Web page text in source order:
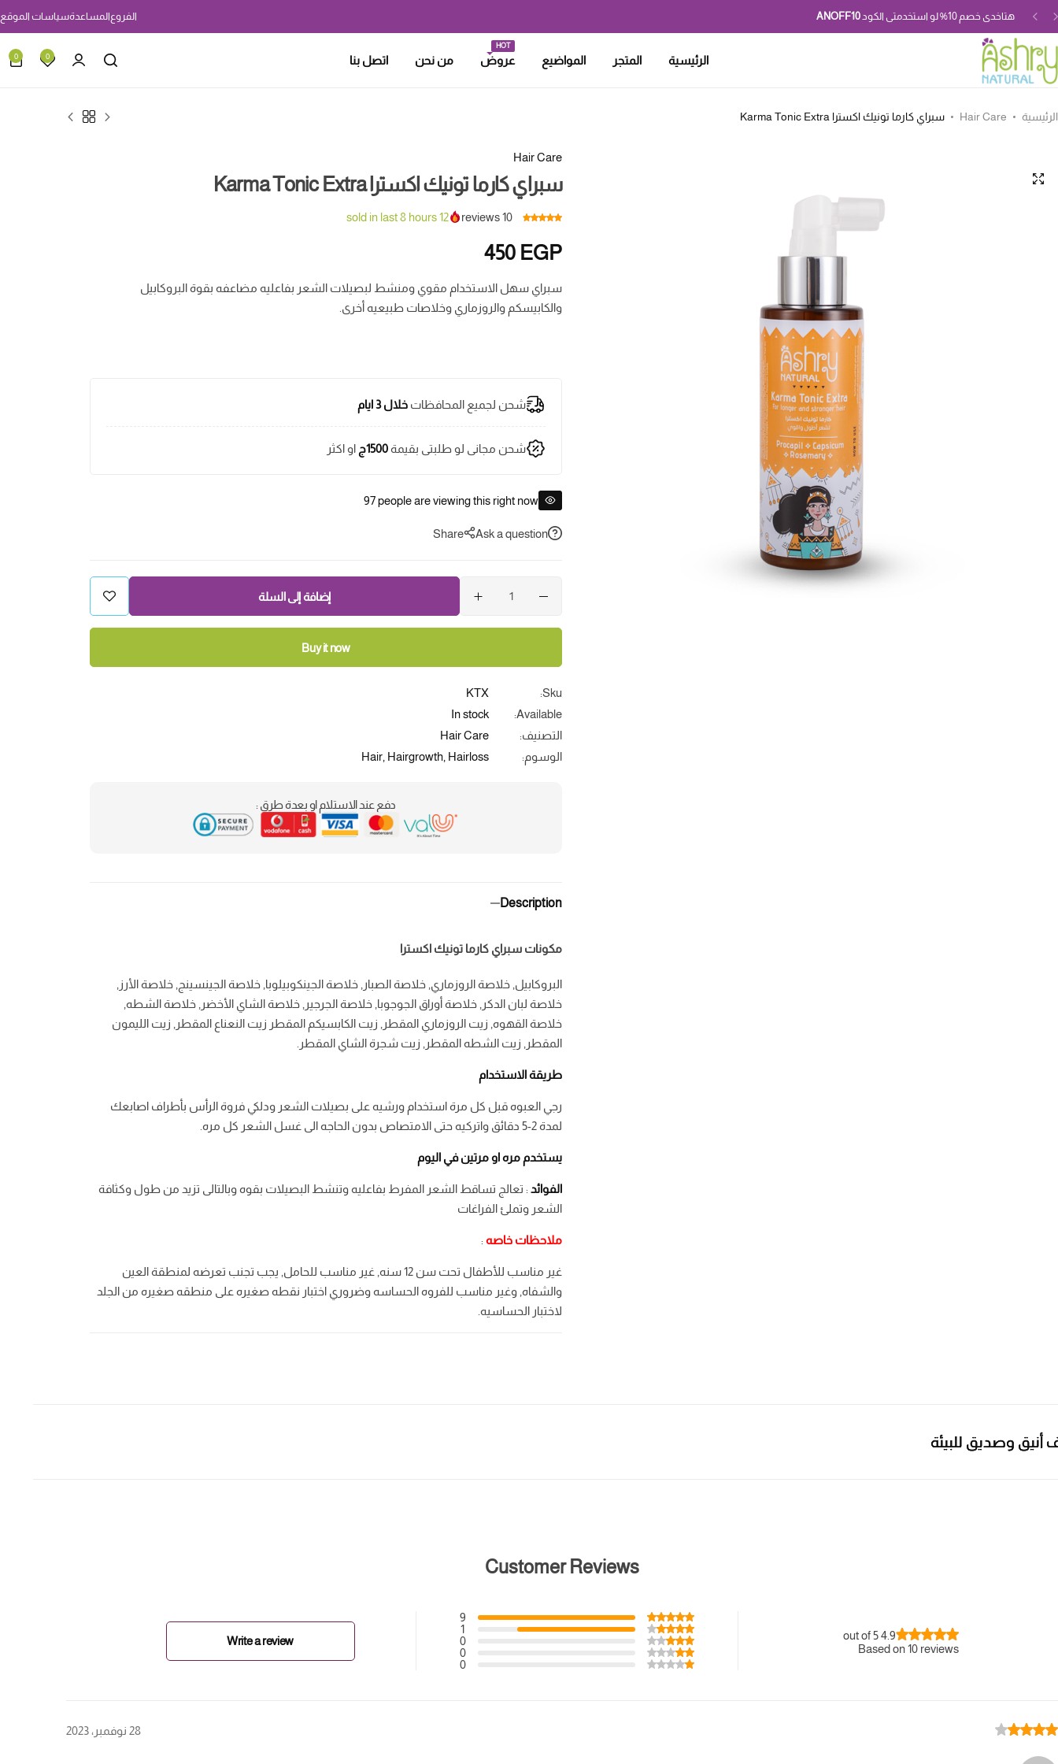
هتاخدى خصم 10% لو استخدمتى الكود ANOFF10 الفروعالمساعدةسياسات الموقع
الرئيسية المتجر المواضيع عروض
HOT
من نحن اتصل بنا 0
0
الرئيسية Hair Care سبراي كارما تونيك اكسترا Karma Tonic Extra
Hair Care
سبراي كارما تونيك اكسترا Karma Tonic Extra
10
12
450 EGP
سبراي سهل الاستخدام مقوي ومنشط لبصيلات الشعر بفاعليه مضاعفه بقوة البروكابيل
والكابيسكم والروزماري وخلاصات طبيعيه أخرى.
شحن لجميع المحافظات خلال 3 ايام
شحن مجانى لو طلبتى بقيمة او اكثر
97people are viewing this right now
Ask a question
Share
إضافة إلى السلة
Buy it now
Sku:
KTX
Available:
In stock
التصنيف:
Hair Care
الوسوم:
Hair Hairgrowth Hairloss
دفع عند الاستلام او بعدة طرق :
Description
مكونات سبراي كارما تونيك اكسترا
البروكابيل, خلاصة الروزماري, خلاصة الصبار, خلاصة الجينكوبيلوبا, خلاصة الجينسينج, خلاصة الأرز,
خلاصة لبان الدكر, خلاصة أوراق الجوجوبا, خلاصة الجرجير, خلاصة الشاي الأخضر, خلاصة الشطه,
خلاصة القهوه, زيت الروزماري المقطر, زيت الكابسيكم المقطر زيت النعناع المقطر, زيت الليمون
المقطر, زيت الشطه المقطر, زيت شجرة الشاي المقطر.
طريقة الاستخدام
رجي العبوه قبل كل مرة استخدام ورشيه على بصيلات الشعر ودلكي فروة الرأس بأطراف اصابعك
لمدة 2-5 دقائق واتركيه حتى الامتصاص بدون الحاجه الى غسل الشعر كل مره.
يستخدم مره او مرتين في اليوم
الفوائد : تعالج تساقط الشعر المفرط بفاعليه وتنشط البصيلات بقوه وبالتالى تزيد من طول وكثافة
الشعر وتملئ الفراغات
ملاحظات خاصه :
غير مناسب للأطفال تحت سن 12 سنه, غير مناسب للحامل, يجب تجنب تعرضه لمنطقة العين
والشفاه, وغير مناسب للفروه الحساسه وضروري اختبار نقطه صغيره على منطقه صغيره من الجلد
لاختبار الحساسيه.
للبيئة
للبيئة
للبيئة
Customer Reviews
4.9 out of 5
Based on 10 reviews
9
1
0
0
0
Write a review
28 نوفمبر، 2023